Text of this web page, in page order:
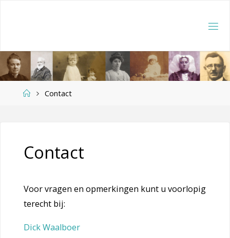
inhoud
HomeContact
Contact
Voor vragen en opmerkingen kunt u voorlopig
terecht bij:
Dick Waalboer